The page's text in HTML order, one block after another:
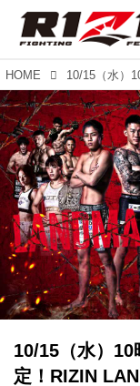
HOME
10/15（水）
定！RIZIN